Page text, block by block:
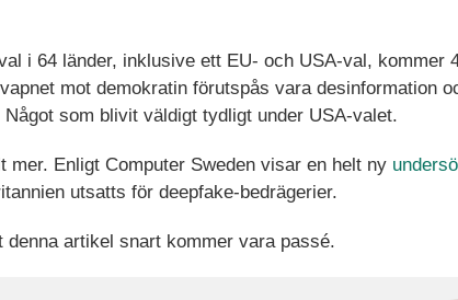
i 64 länder, inklusive ett EU- och USA-val, kommer
mot demokratin förutspås vara desinformation
som blivit väldigt tydligt under USA-valet.
Enligt Computer Sweden visar en helt ny
utsatts för deepfake-bedrägerier.
artikel snart kommer vara passé.